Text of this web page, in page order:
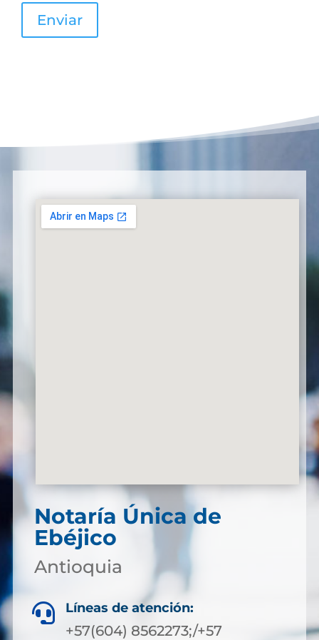
Enviar
Notaría Única de
Ebéjico
Antioquia
 Líneas de atención:
+57(604) 8562273;/+57